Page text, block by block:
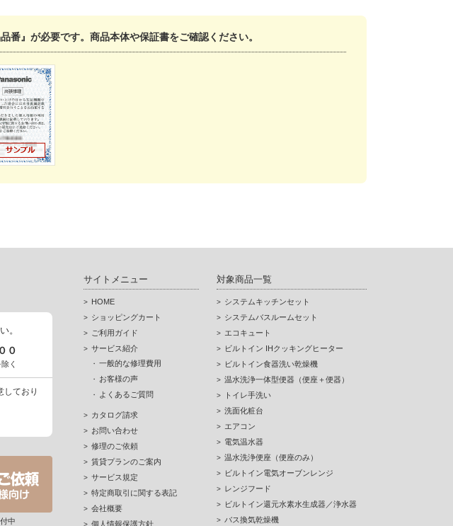
番』が必要です。商品本体や保証書をご確認ください。
。
０
く
しており
中
サイトメニュー
HOME
ショッピングカート
ご利用ガイド
サービス紹介
一般的な修理費用
お客様の声
よくあるご質問
カタログ請求
お問い合わせ
修理のご依頼
賃貸プランのご案内
サービス規定
特定商取引に関する表記
会社概要
個人情報保護方針
対象商品一覧
システムキッチンセット
システムバスルームセット
エコキュート
ビルトイン IHクッキングヒーター
ビルトイン食器洗い乾燥機
温水洗浄一体型便器（便座＋便器）
トイレ手洗い
洗面化粧台
エアコン
電気温水器
温水洗浄便座（便座のみ）
ビルトイン電気オーブンレンジ
レンジフード
ビルトイン還元水素水生成器／浄水器
バス換気乾燥機